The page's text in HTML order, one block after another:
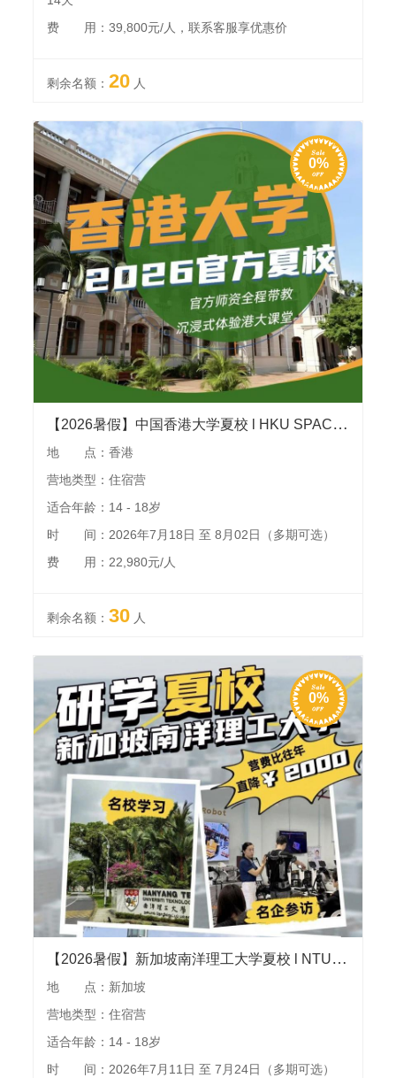
费 用：39,800元/人，联系客服享优惠价
剩余名额：20 人
0%
【2026暑假】中国香港大学夏校 l HKU SPACE官方主办，港大导师全程授课，课程聚焦专业核心领域，结业可获得官方证书和教授推荐信用以背景提升
地 点：香港
营地类型：住宿营
适合年龄：14 - 18岁
时 间：2026年7月18日 至 8月02日（多期可选）
费 用：22,980元/人
剩余名额：30 人
0%
【2026暑假】新加坡南洋理工大学夏校 l NTU官方课程，本校教师授课，收获NTU官方项目证书、授课教师推荐信及结业证书用以背景提升
地 点：新加坡
营地类型：住宿营
适合年龄：14 - 18岁
时 间：2026年7月11日 至 7月24日（多期可选）